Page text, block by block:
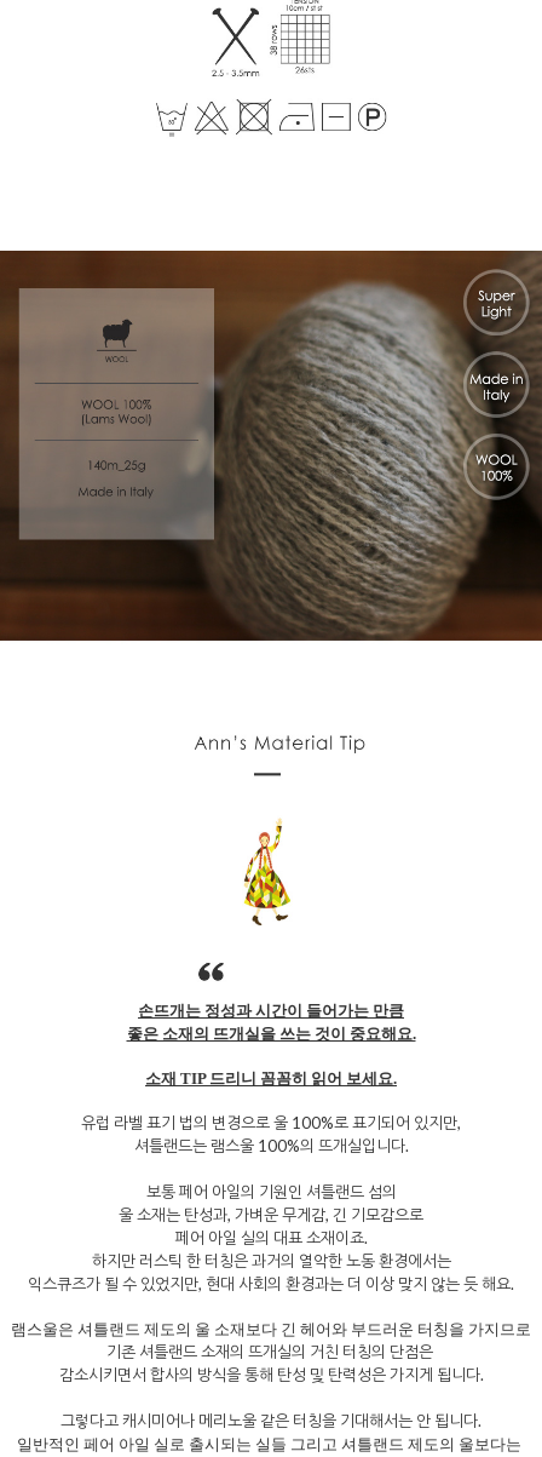
손뜨개는 정성과 시간이 들어가는 만큼
좋은 소재의 뜨개실을 쓰는 것이 중요해요.
소재 TIP 드리니 꼼꼼히 읽어 보세요.
유럽 라벨 표기 법의 변경으로 울 100%로 표기되어 있지만,
셔틀랜드는 램스울 100%의 뜨개실입니다.
보통 페어 아일의 기원인 셔틀랜드 섬의
울 소재는 탄성과, 가벼운 무게감, 긴 기모감으로
페어 아일 실의 대표 소재이죠.
하지만 러스틱 한 터칭은 과거의 열악한 노동 환경에서는
익스큐즈가 될 수 있었지만, 현대 사회의 환경과는 더 이상 맞지 않는 듯 해요.
램스울은 셔틀랜드 제도의 울 소재보다 긴 헤어와 부드러운 터칭을 가지므로
기존 셔틀랜드 소재의 뜨개실의 거친 터칭의 단점은
감소시키면서 합사의 방식을 통해 탄성 및 탄력성은 가지게 됩니다.
그렇다고 캐시미어나 메리노울 같은 터칭을 기대해서는 안 됩니다.
일반적인 페어 아일 실로 출시되는 실들 그리고 셔틀랜드 제도의 울보다는